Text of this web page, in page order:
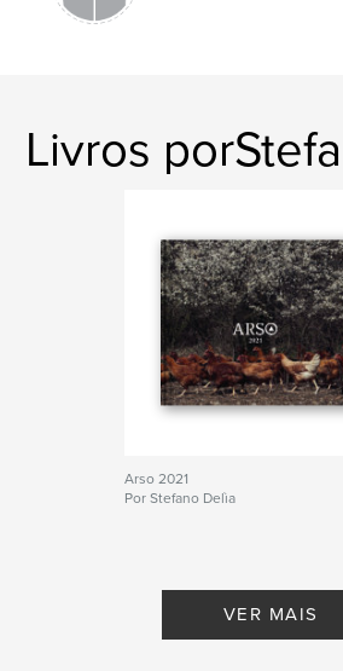
Palavras-chavee
Livros
Arso 2021
Por Stefano Delìa
VER MAIS